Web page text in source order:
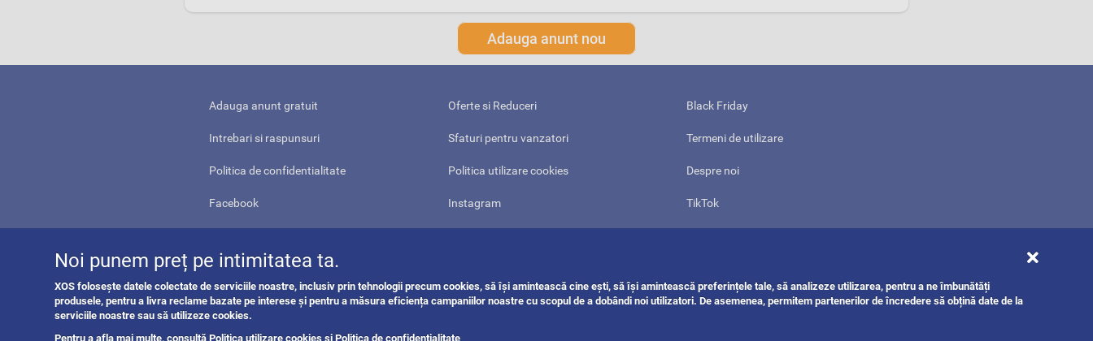
Adauga anunt nou
Adauga anunt gratuit Oferte si Reduceri Black Friday
Intrebari si raspunsuri Sfaturi pentru vanzatori Termeni de utilizare
Politica de confidentialitate Politica utilizare cookies Despre noi
Facebook Instagram TikTok
Linkedin
Contact Harta site-ului ANPC
Noi punem preț pe intimitatea ta.
XOS folosește datele colectate de serviciile noastre, inclusiv prin tehnologii precum cookies, să își amintească cine ești, să își amintească preferințele tale, să analizeze utilizarea, pentru a ne îmbunătăți
produsele, pentru a livra reclame bazate pe interese și pentru a măsura eficiența campaniilor noastre cu scopul de a dobândi noi utilizatori. De asemenea, permitem partenerilor de încredere să obțină date de la
serviciile noastre sau să utilizeze cookies.
Pentru a afla mai multe, consultăPolitica utilizare cookies șiPolitica de confidentialitate